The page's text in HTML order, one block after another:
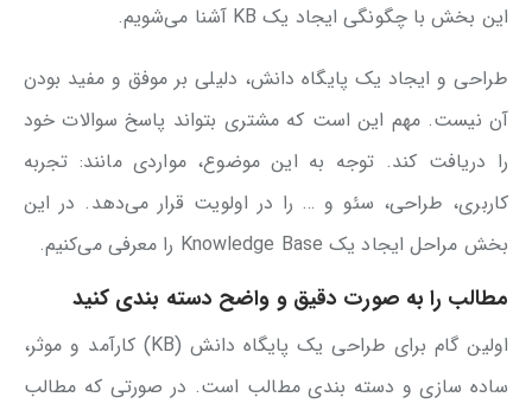
این بخش با چگونگی ایجاد یک KB آشنا می‌شویم.
طراحی و ایجاد یک پایگاه دانش، دلیلی بر موفق و مفید بودن
آن نیست. مهم این است که مشتری بتواند پاسخ سوالات خود
را دریافت کند. توجه به این موضوع، مواردی مانند: تجربه
کاربری، طراحی، سئو و … را در اولویت قرار می‌دهد. در این
بخش مراحل ایجاد یک Knowledge Base را معرفی می‌کنیم.
مطالب را به صورت دقیق و واضح دسته بندی کنید
اولین گام برای طراحی یک پایگاه دانش (KB) کارآمد و موثر،
ساده سازی و دسته بندی مطالب است. در صورتی که مطالب